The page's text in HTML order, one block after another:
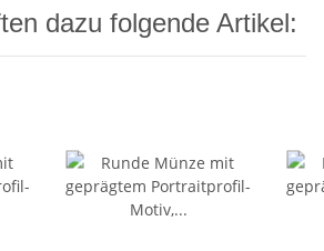
dazu folgende Artikel: